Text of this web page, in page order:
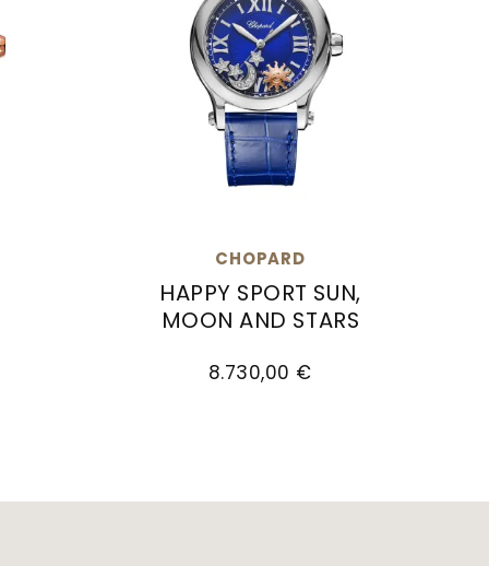
278559-6026, Preis: 20.600,00 €
CHOPARD
HAPPY SPORT SUN,
MOON AND STARS
8.730,00 €